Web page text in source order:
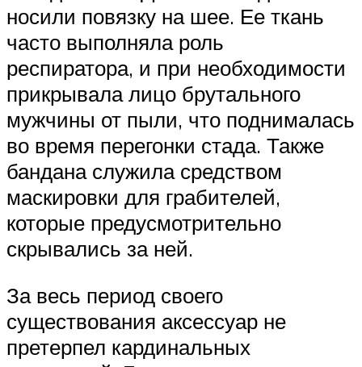
носили повязку на шее. Ее ткань
часто выполняла роль
респиратора, и при необходимости
прикрывала лицо брутального
мужчины от пыли, что поднималась
во время перегонки стада. Также
бандана служила средством
маскировки для грабителей,
которые предусмотрительно
скрывались за ней.
За весь период своего
существования аксессуар не
претерпел кардинальных